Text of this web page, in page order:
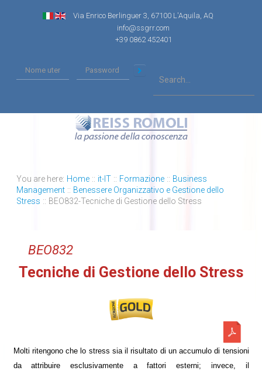
Via Enrico Berlinguer 3, 67100 L'Aquila, AQ
info@ssgrr.com
+39 0862 452401
You are here: Home :: it-IT :: Formazione :: Business
Management :: Benessere Organizzativo e Gestione dello
Stress :: BEO832-Tecniche di Gestione dello Stress
BEO832
Tecniche di Gestione dello Stress
Molti ritengono che lo stress sia il risultato di un accumulo di tensioni
da attribuire esclusivamente a fattori esterni; invece, il